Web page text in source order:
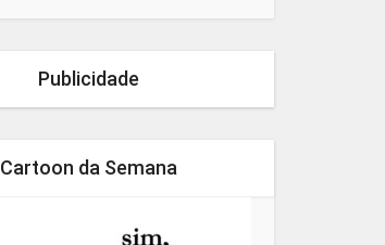
Publicidade
Cartoon da Semana